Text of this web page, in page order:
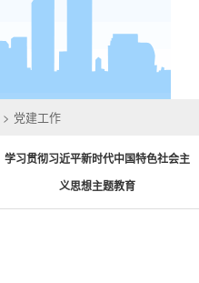
> 党建工作
学习贯彻习近平新时代中国特色社会主
义思想主题教育